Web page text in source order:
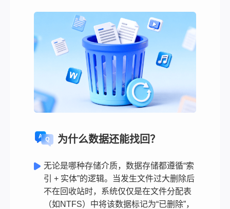
为什么数据还能找回？
无论是哪种存储介质，数据存储都遵循“索
引 + 实体”的逻辑。当发生文件过大删除后
不在回收站时，系统仅仅是在文件分配表
（如NTFS）中将该数据标记为“已删除”，